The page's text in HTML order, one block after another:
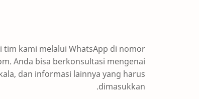
kami melalui WhatsApp di nomor
Anda bisa berkonsultasi mengenai
dan informasi lainnya yang harus
dimasukkan.